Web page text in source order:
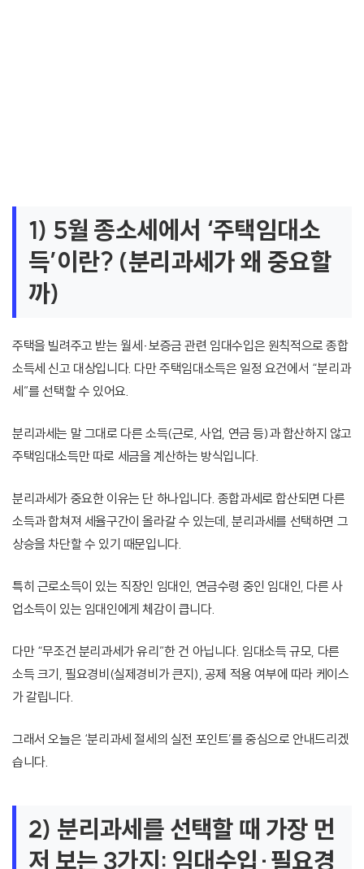
1) 5월 종소세에서 ‘주택임대소
득’이란? (분리과세가 왜 중요할
까)
주택을 빌려주고 받는 월세·보증금 관련 임대수입은 원칙적으로 종합
소득세 신고 대상입니다. 다만 주택임대소득은 일정 요건에서 “분리과
세”를 선택할 수 있어요.
분리과세는 말 그대로 다른 소득(근로, 사업, 연금 등)과 합산하지 않고
주택임대소득만 따로 세금을 계산하는 방식입니다.
분리과세가 중요한 이유는 단 하나입니다. 종합과세로 합산되면 다른
소득과 합쳐져 세율구간이 올라갈 수 있는데, 분리과세를 선택하면 그
상승을 차단할 수 있기 때문입니다.
특히 근로소득이 있는 직장인 임대인, 연금수령 중인 임대인, 다른 사
업소득이 있는 임대인에게 체감이 큽니다.
다만 “무조건 분리과세가 유리”한 건 아닙니다. 임대소득 규모, 다른
소득 크기, 필요경비(실제경비가 큰지), 공제 적용 여부에 따라 케이스
가 갈립니다.
그래서 오늘은 ‘분리과세 절세의 실전 포인트’를 중심으로 안내드리겠
습니다.
2) 분리과세를 선택할 때 가장 먼
저 보는 3가지: 임대수입·필요경